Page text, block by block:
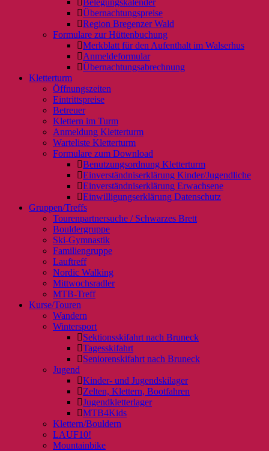
Belegungskalender
Übernachtungspreise
Region Bregenzer Wald
Formulare zur Hüttenbuchung
Merkblatt für den Aufenthalt im Walserhus
Anmeldeformular
Übernachtungsabrechnung
Kletterturm
Öffnungszeiten
Eintrittspreise
Betreuer
Klettern im Turm
Anmeldung Kletterturm
Warteliste Kletterturm
Formulare zum Download
Benutzungsordnung Kletterturm
Einverständniserklärung Kinder/Jugendliche
Einverständniserklärung Erwachsene
Einwilligungserklärung Datenschutz
Gruppen/Treffs
Tourenpartnersuche / Schwarzes Brett
Bouldergruppe
Ski-Gymnastik
Familiengruppe
Lauftreff
Nordic Walking
Mittwochsradler
MTB-Treff
Kurse/Touren
Wandern
Wintersport
Sektionsskifahrt nach Bruneck
Tagesskifahrt
Seniorenskifahrt nach Bruneck
Jugend
Kinder- und Jugendskilager
Zelten, Klettern, Bootfahren
Jugendkletterlager
MTB4Kids
Klettern/Bouldern
LAUF10!
Mountainbike